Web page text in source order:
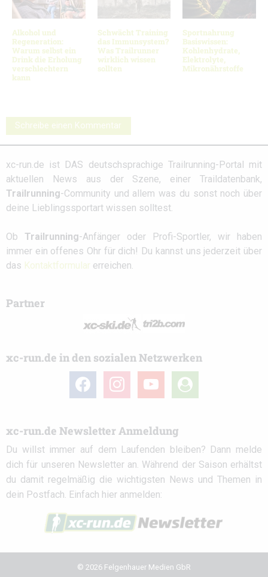
Alkohol und
Regeneration:
Warum selbst ein
Drink die Erholung
verschlechtern
kann
Schwächt Training
das Immunsystem?
Was Trailrunner
wirklich wissen
sollten
Sportnahrung
Basiswissen:
Kohlenhydrate,
Elektrolyte,
Mikronährstoffe
Schreibe einen Kommentar
xc-run.de ist DAS deutschsprachige Trailrunning-Portal mit
aktuellen News aus der Szene, einer Traildatenbank,
Trailrunning-Community und allem was du sonst noch über
deine Lieblingssportart wissen solltest.
Ob Trailrunning-Anfänger oder Profi-Sportler, wir haben
immer ein offenes Ohr für dich! Du kannst uns jederzeit über
das Kontaktformular erreichen.
Partner
xc-run.de in den sozialen Netzwerken
facebook instagramyoutube
user-
circle
xc-run.de Newsletter Anmeldung
Du willst immer auf dem Laufenden bleiben? Dann melde
dich für unseren Newsletter an. Während der Saison erhältst
du damit regelmäßig die wichtigsten News und Themen in
dein Postfach. Einfach hier anmelden:
© 2026 Felgenhauer Medien GbR